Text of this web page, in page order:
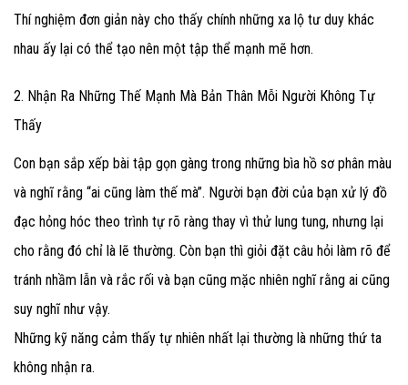
Thí nghiệm đơn giản này cho thấy chính những xa lộ tư duy khác
nhau ấy lại có thể tạo nên một tập thể mạnh mẽ hơn.
2. Nhận Ra Những Thế Mạnh Mà Bản Thân Mỗi Người Không Tự
Thấy
Con bạn sắp xếp bài tập gọn gàng trong những bìa hồ sơ phân màu
và nghĩ rằng “ai cũng làm thế mà”. Người bạn đời của bạn xử lý đồ
đạc hỏng hóc theo trình tự rõ ràng thay vì thử lung tung, nhưng lại
cho rằng đó chỉ là lẽ thường. Còn bạn thì giỏi đặt câu hỏi làm rõ để
tránh nhầm lẫn và rắc rối và bạn cũng mặc nhiên nghĩ rằng ai cũng
suy nghĩ như vậy.
Những kỹ năng cảm thấy tự nhiên nhất lại thường là những thứ ta
không nhận ra.